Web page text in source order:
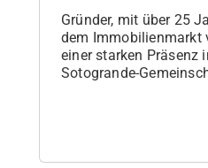
Gründer, mit über 25
dem Immobilienmarkt
einer starken Präsenz
Sotogrande-